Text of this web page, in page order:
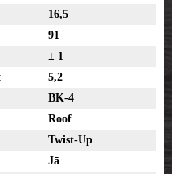
16,5
91
± 1
5,2
BK-4
Roof
Twist-Up
Jā